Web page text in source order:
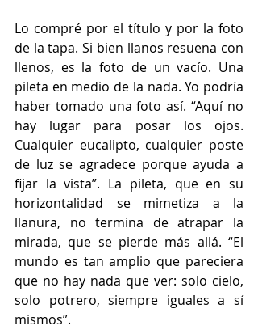
Lo compré por el título y por la foto
de la tapa. Si bien llanos resuena con
llenos, es la foto de un vacío. Una
pileta en medio de la nada. Yo podría
haber tomado una foto así. “Aquí no
hay lugar para posar los ojos.
Cualquier eucalipto, cualquier poste
de luz se agradece porque ayuda a
fijar la vista”. La pileta, que en su
horizontalidad se mimetiza a la
llanura, no termina de atrapar la
mirada, que se pierde más allá. “El
mundo es tan amplio que pareciera
que no hay nada que ver: solo cielo,
solo potrero, siempre iguales a sí
mismos”.